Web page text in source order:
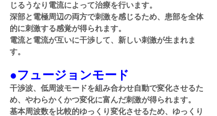
じるうなり電流によって治療を行います。
深部と電極周辺の両方で刺激を感じるため、患部を全体
的に刺激する感覚が得られます。
電流と電流が互いに干渉して、新しい刺激が生まれま
す。
●フュージョンモード
干渉波、低周波モードを組み合わせ自動で変化させるた
め、やわらかくかつ変化に富んだ刺激が得られます。
基本周波数を比較的ゆっくり変化させるため、ゆっくり